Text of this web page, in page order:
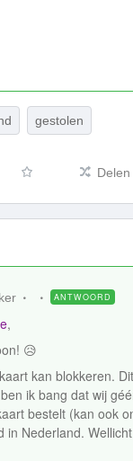
gestolen
Delen
ANTWOORD
,
😥
kan blokkeren.
ik bang dat wij
bestelt (kan ook
in Nederland.